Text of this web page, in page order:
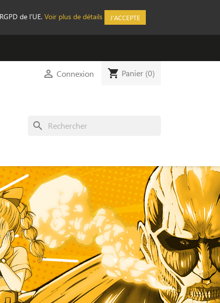
de l’UE. Voir plus de détails J'ACCEPTE
 Connexion shopping_cart Panier (0)
search